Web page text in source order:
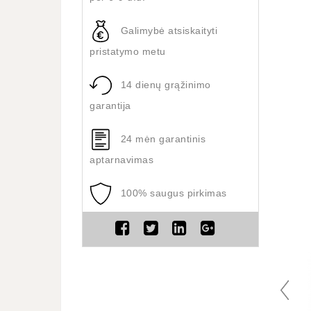
Galimybė atsiskaityti
pristatymo metu
14 dienų grąžinimo
garantija
24 mėn garantinis
aptarnavimas
100% saugus pirkimas